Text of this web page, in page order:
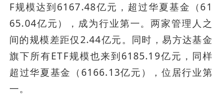
F规模达到6167.48亿元，超过华夏基金（61
65.04亿元），成为行业第一。两家管理人之
间的规模差距仅2.44亿元。同时，易方达基金
旗下所有ETF规模也来到6185.19亿元，同样
超过华夏基金（6166.13亿元），位居行业第
一。